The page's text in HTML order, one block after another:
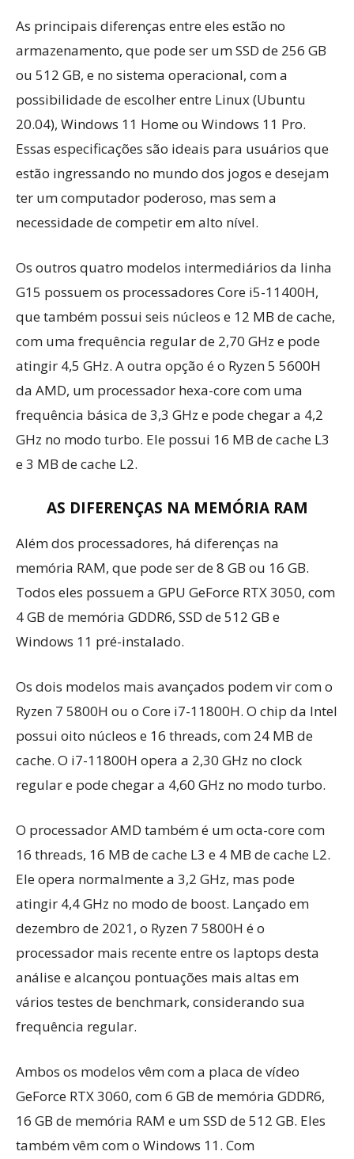
As principais diferenças entre eles estão no
armazenamento, que pode ser um SSD de 256 GB
ou 512 GB, e no sistema operacional, com a
possibilidade de escolher entre Linux (Ubuntu
20.04), Windows 11 Home ou Windows 11 Pro.
Essas especificações são ideais para usuários que
estão ingressando no mundo dos jogos e desejam
ter um computador poderoso, mas sem a
necessidade de competir em alto nível.
Os outros quatro modelos intermediários da linha
G15 possuem os processadores Core i5-11400H,
que também possui seis núcleos e 12 MB de cache,
com uma frequência regular de 2,70 GHz e pode
atingir 4,5 GHz. A outra opção é o Ryzen 5 5600H
da AMD, um processador hexa-core com uma
frequência básica de 3,3 GHz e pode chegar a 4,2
GHz no modo turbo. Ele possui 16 MB de cache L3
e 3 MB de cache L2.
AS DIFERENÇAS NA MEMÓRIA RAM
Além dos processadores, há diferenças na
memória RAM, que pode ser de 8 GB ou 16 GB.
Todos eles possuem a GPU GeForce RTX 3050, com
4 GB de memória GDDR6, SSD de 512 GB e
Windows 11 pré-instalado.
Os dois modelos mais avançados podem vir com o
Ryzen 7 5800H ou o Core i7-11800H. O chip da Intel
possui oito núcleos e 16 threads, com 24 MB de
cache. O i7-11800H opera a 2,30 GHz no clock
regular e pode chegar a 4,60 GHz no modo turbo.
O processador AMD também é um octa-core com
16 threads, 16 MB de cache L3 e 4 MB de cache L2.
Ele opera normalmente a 3,2 GHz, mas pode
atingir 4,4 GHz no modo de boost. Lançado em
dezembro de 2021, o Ryzen 7 5800H é o
processador mais recente entre os laptops desta
análise e alcançou pontuações mais altas em
vários testes de benchmark, considerando sua
frequência regular.
Ambos os modelos vêm com a placa de vídeo
GeForce RTX 3060, com 6 GB de memória GDDR6,
16 GB de memória RAM e um SSD de 512 GB. Eles
também vêm com o Windows 11. Com